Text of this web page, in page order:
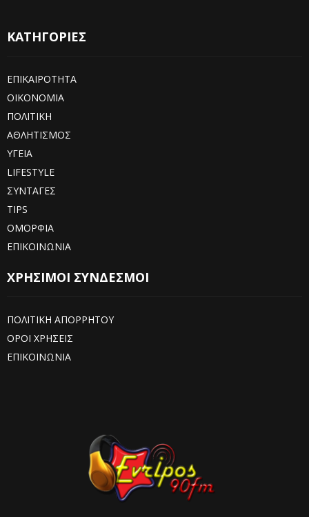
ΚΑΤΗΓΟΡΙΕΣ
ΕΠΙΚΑΙΡΟΤΗΤΑ
ΟΙΚΟΝΟΜΙΑ
ΠΟΛΙΤΙΚΗ
ΑΘΛΗΤΙΣΜΟΣ
ΥΓΕΙΑ
LIFESTYLE
ΣΥΝΤΑΓΕΣ
TIPS
ΟΜΟΡΦΙΑ
ΕΠΙΚΟΙΝΩΝΙΑ
ΧΡΗΣΙΜΟΙ ΣΥΝΔΕΣΜΟΙ
ΠΟΛΙΤΙΚΗ ΑΠΟΡΡΗΤΟΥ
ΟΡΟΙ ΧΡΗΣΕΙΣ
ΕΠΙΚΟΙΝΩΝΙΑ